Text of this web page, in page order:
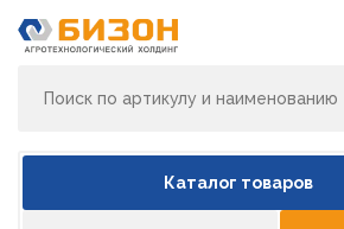
Каталог товаров